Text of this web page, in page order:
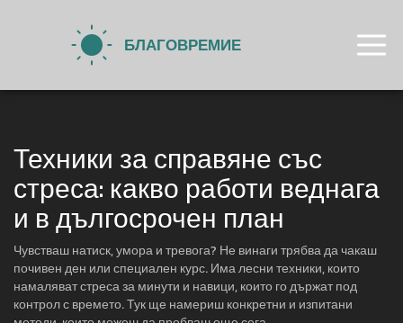
Техники за справяне със
стреса: какво работи веднага
и в дългосрочен план
Чувстваш натиск, умора и тревога? Не винаги трябва да чакаш
почивен ден или специален курс. Има лесни техники, които
намаляват стреса за минути и навици, които го държат под
контрол с времето. Тук ще намериш конкретни и изпитани